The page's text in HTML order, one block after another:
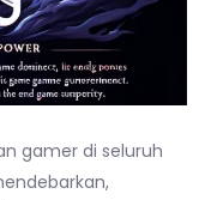
gamer di seluruh